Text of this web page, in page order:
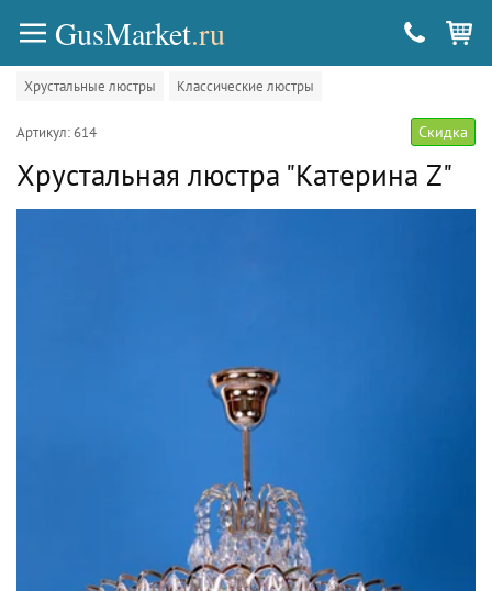
GusMarket.ru
Хрустальные люстры Классические люстры
Артикул: 614 Скидка
Хрустальная люстра "Катерина Z"